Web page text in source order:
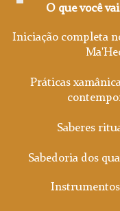
O que você
Iniciação completa
Práticas
Saberes
Sabedoria dos